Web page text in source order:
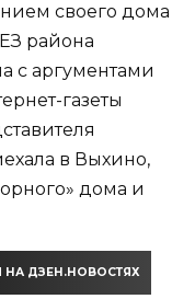
своего дома
района
с аргументами
газеты
в Выхино,
дома и
ДЗЕН.НОВОСТЯХ